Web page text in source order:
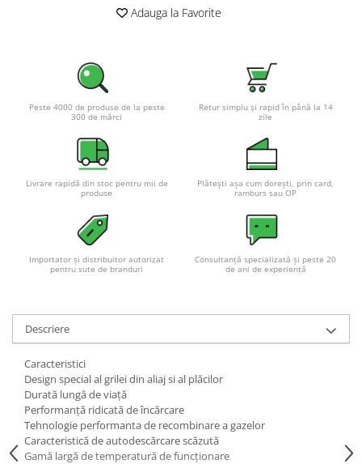
Sisteme de stocare energie
Pachete complete stocare energie
Sisteme de Stocare Comerciale
Sisteme fotovoltaice complete
Sisteme fotovoltaice de putere
Sisteme fotovoltaice profesionale
Pachete sisteme fotovoltaice
Statii de incarcare vehicule
Statii de incarcare
Cabluri de incarcare vehicule
electrice
Prize de incarcare vehicule
electrice
Accesorii
Turbine eoliene pentru casă
Adauga la Favorite
Peste 4000 de produse de la peste
300 de mărci
Retur simplu și rapid în până la 14
zile
Livrare rapidă din stoc pentru mii de
produse
Plătești așa cum dorești, prin card,
ramburs sau OP
Importator și distribuitor autorizat
pentru sute de branduri
Consultanță specializată și peste 20
de ani de experiență
Descriere
Caracteristici
Design special al grilei din aliaj si al plăcilor
Durată lungă de viață
Performanță ridicată de încărcare
Tehnologie performanta de recombinare a gazelor
Caracteristică de autodescărcare scăzută
Gamă largă de temperatură de funcționare